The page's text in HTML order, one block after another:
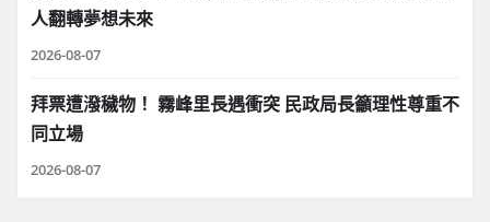
人翻轉夢想未來
2026-08-07
拜票遭潑穢物！ 霧峰里長遇衝突 民政局長籲理性尊重不
同立場
2026-08-07